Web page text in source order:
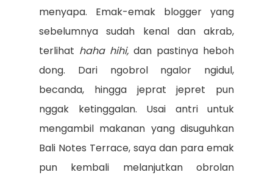
menyapa. Emak-emak blogger yang
sebelumnya sudah kenal dan akrab,
terlihat haha hihi, dan pastinya heboh
dong. Dari ngobrol ngalor ngidul,
becanda, hingga jeprat jepret pun
nggak ketinggalan. Usai antri untuk
mengambil makanan yang disuguhkan
Bali Notes Terrace, saya dan para emak
pun kembali melanjutkan obrolan